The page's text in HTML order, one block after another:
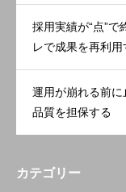
採用実績が“点”
レで成果を再利用
運用が崩れる前
品質を担保する
カテゴリー